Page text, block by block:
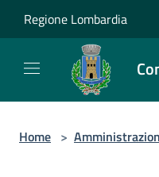
Regione Lombardia
Home >